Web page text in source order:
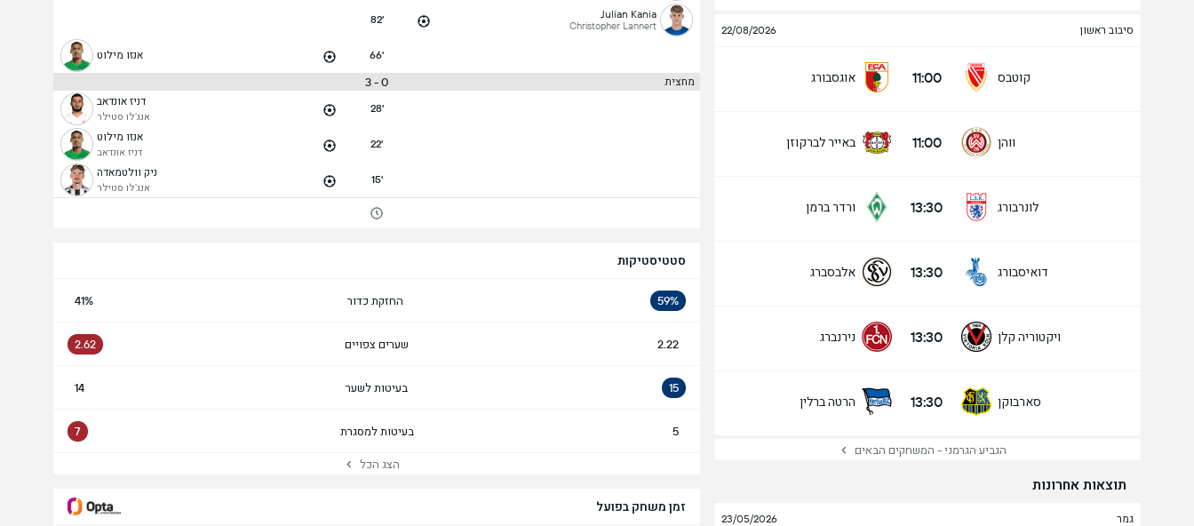
סיבוב ראשון 22/08/2026
קוטבס 11:00 אוגסבורג
ווהן 11:00 באייר לברקוזן
לונרבורג 13:30 ורדר ברמן
דואיסבורג 13:30 אלבסברג
ויקטוריה קלן 13:30 נירנברג
סארבוקן 13:30 הרטה ברלין
הגביע הגרמני - המשחקים הבאים
תוצאות אחרונות
גמר 23/05/2026
Julian Kania
Christopher Lannert
82'
66' אנזו מילוט
מחצית 0 - 3
28'
דניז אונדאב
אנג'לו סטילר
22'
אנזו מילוט
דניז אונדאב
15'
ניק וולטמאדה
אנג'לו סטילר
סטטיסטיקות
59% החזקת כדור 41%
2.22 שערים צפויים 2.62
15 בעיטות לשער 14
5 בעיטות למסגרת 7
הצג הכל
זמן משחק בפועל